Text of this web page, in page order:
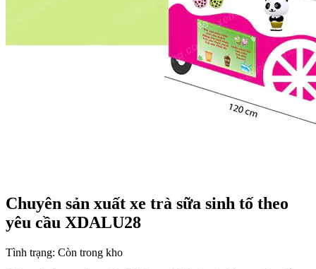
Chuyên sản xuất xe trà sữa sinh tố theo
yêu cầu XDALU28
Tình trạng: Còn trong kho